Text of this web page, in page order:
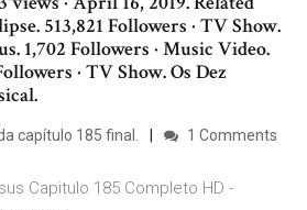
513,821 Followers · TV Show.
1,702 Followers · Music Video.
· TV Show. Os Dez
capítulo 185 final. 1 Comments
Capitulo 185 Completo HD -